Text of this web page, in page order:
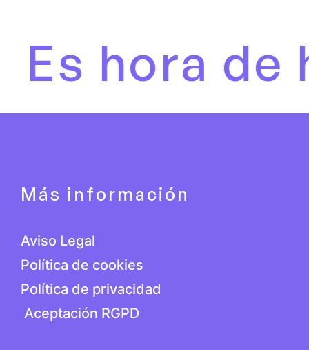
hora de
Más información
Aviso Legal
Política de cookies
Política de privacidad
Aceptación RGPD